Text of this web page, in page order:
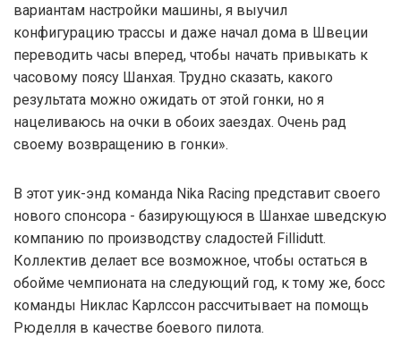
вариантам настройки машины, я выучил
конфигурацию трассы и даже начал дома в Швеции
переводить часы вперед, чтобы начать привыкать к
часовому поясу Шанхая. Трудно сказать, какого
результата можно ожидать от этой гонки, но я
нацеливаюсь на очки в обоих заездах. Очень рад
своему возвращению в гонки».
В этот уик-энд команда Nika Racing представит своего
нового спонсора - базирующуюся в Шанхае шведскую
компанию по производству сладостей Fillidutt.
Коллектив делает все возможное, чтобы остаться в
обойме чемпионата на следующий год, к тому же, босс
команды Никлас Карлссон рассчитывает на помощь
Рюделля в качестве боевого пилота.